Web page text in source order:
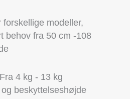
modeller,
behov fra 50 cm -108
4 kg - 13 kg
beskyttelseshøjde